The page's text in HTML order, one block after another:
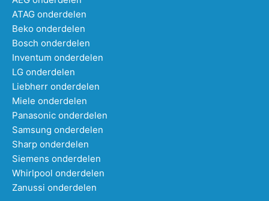
ATAG onderdelen
Beko onderdelen
Bosch onderdelen
Inventum onderdelen
LG onderdelen
Liebherr onderdelen
Miele onderdelen
Panasonic onderdelen
Samsung onderdelen
Sharp onderdelen
Siemens onderdelen
Whirlpool onderdelen
Zanussi onderdelen